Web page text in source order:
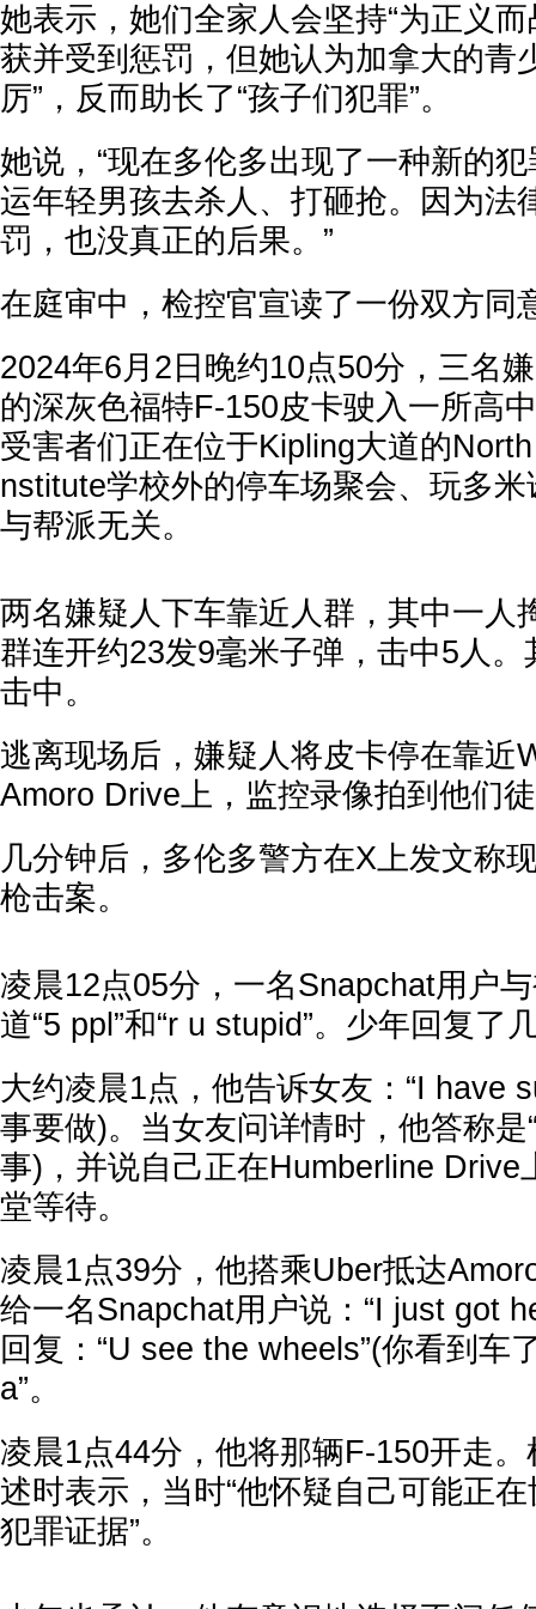
她表示，她们全家人会坚持“为正义
获并受到惩罚，但她认为加拿大的青
厉”，反而助长了“孩子们犯罪”。
她说，“现在多伦多出现了一种新的
运年轻男孩去杀人、打砸抢。因为法
罚，也没真正的后果。”
在庭审中，检控官宣读了一份双方同
2024年6月2日晚约10点50分，三名
的深灰色福特F-150皮卡驶入一所高
受害者们正在位于Kipling大道的
nstitute学校外的停车场聚会、玩多
与帮派无关。
两名嫌疑人下车靠近人群，其中一人
群连开约23发9毫米子弹，击中5人
击中。
逃离现场后，嫌疑人将皮卡停在靠近
Amoro Drive上，监控录像拍到他们
几分钟后，多伦多警方在X上发文称
枪击案。
凌晨12点05分，一名Snapchat用户
道“5 ppl”和“r u stupid”。少年回复了
大约凌晨1点，他告诉女友：“I have
事要做)。当女友问详情时，他答称是
事)，并说自己正在Humberline Drive
堂等待。
凌晨1点39分，他搭乘Uber抵达
给一名Snapchat用户说：“I just got
回复：“U see the wheels”(你看到车
a”。
凌晨1点44分，他将那辆F-150开走
述时表示，当时“他怀疑自己可能正
犯罪证据”。